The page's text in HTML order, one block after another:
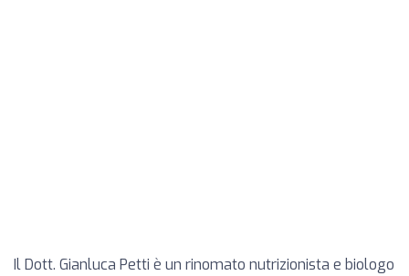
Il Dott. Gianluca Petti è un rinomato nutrizionista e biologo